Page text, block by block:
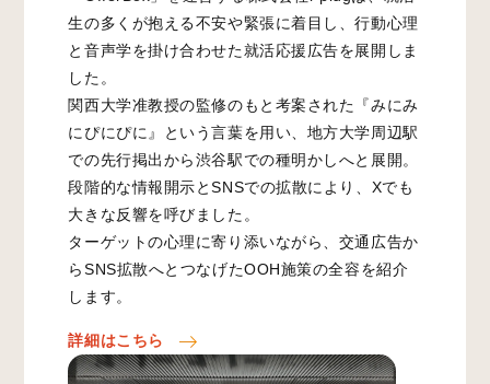
生の多くが抱える不安や緊張に着目し、行動心理
と音声学を掛け合わせた就活応援広告を展開しま
した。
関西大学准教授の監修のもと考案された『みにみ
にぴにぴに』という言葉を用い、地方大学周辺駅
での先行掲出から渋谷駅での種明かしへと展開。
段階的な情報開示とSNSでの拡散により、Xでも
大きな反響を呼びました。
ターゲットの心理に寄り添いながら、交通広告か
らSNS拡散へとつなげたOOH施策の全容を紹介
します。
詳細はこちら